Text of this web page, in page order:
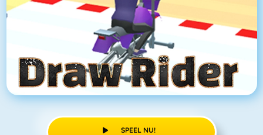
SPEEL NU!